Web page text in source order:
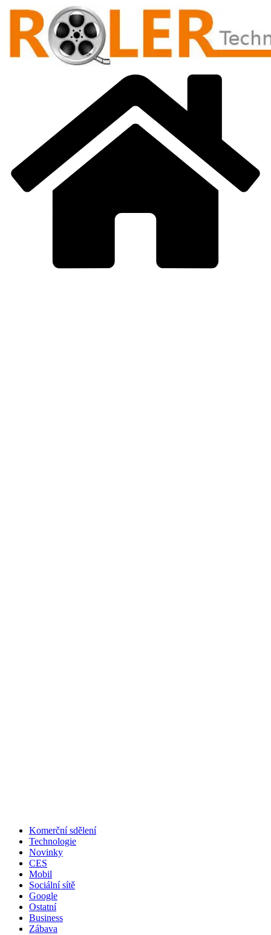
Přeskočit
obsah
Komerční sdělení
Technologie
Novinky
CES
Mobil
Sociální sítě
Google
Ostatní
Business
Zábava